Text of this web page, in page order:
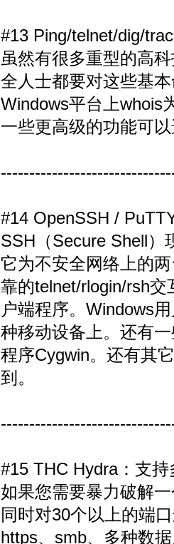
#13 Ping/telnet/dig/
虽然有很多重型的高
全人士都要对这些基
Windows平台上whois
一些更高级的功能可
#14 OpenSSH /
SSH（Secure Shell）
它为不安全网络上的
靠的telnet/rlogin/rsh
户端程序。Windows
种移动设备上。还有
程序Cygwin。还有其
到。
#15 THC Hydra：支
如果您需要暴力破解
同时对30个以上的端
https、smb、多种数